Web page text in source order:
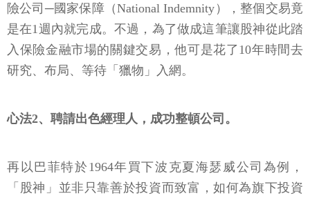
險公司─國家保障（National Indemnity），整個交易竟
是在1週內就完成。不過，為了做成這筆讓股神從此踏
入保險金融市場的關鍵交易，他可是花了10年時間去
研究、布局、等待「獵物」入網。
心法2、聘請出色經理人，成功整頓公司。
再以巴菲特於1964年買下波克夏海瑟威公司為例，
「股神」並非只靠善於投資而致富，如何為旗下投資